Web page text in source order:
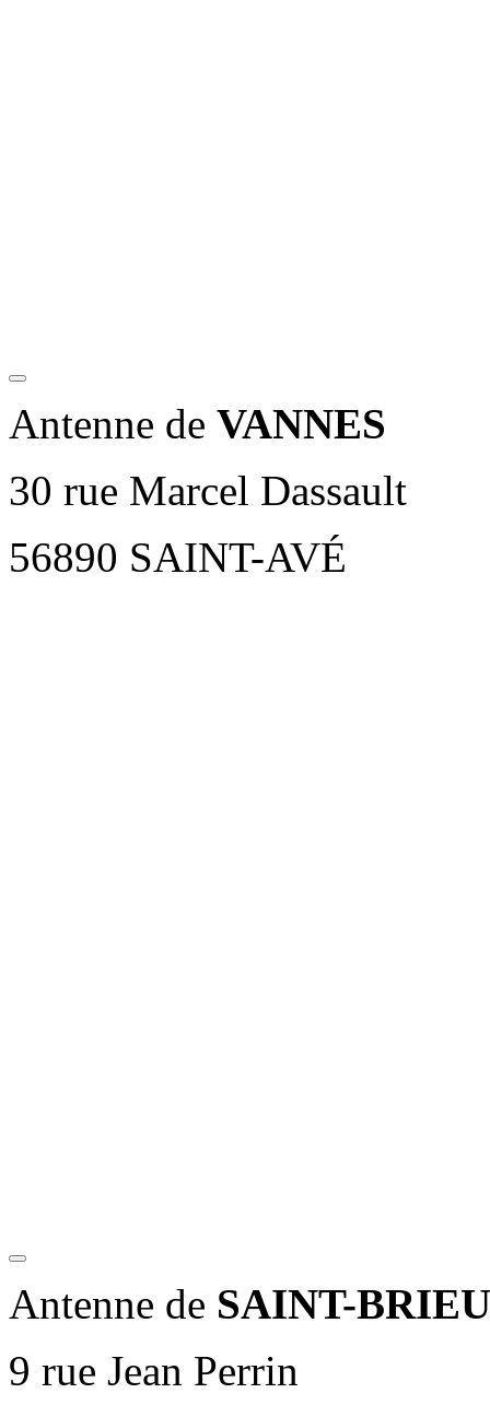
Antenne de VANNES
30 rue Marcel Dassault
56890 SAINT-AVÉ
Antenne de SAINT-
9 rue Jean Perrin